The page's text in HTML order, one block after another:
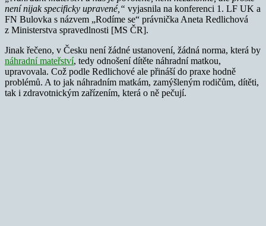
není nijak specificky upravené,“ vyjasnila na konferenci 1. LF UK a
FN Bulovka s názvem „Rodíme se“ právnička Aneta Redlichová
z Ministerstva spravedlnosti [MS ČR].
Jinak řečeno, v Česku není žádné ustanovení, žádná norma, která by
náhradní mateřství, tedy odnošení dítěte náhradní matkou,
upravovala. Což podle Redlichové ale přináší do praxe hodně
problémů. A to jak náhradním matkám, zamýšleným rodičům, dítěti,
tak i zdravotnickým zařízením, která o ně pečují.